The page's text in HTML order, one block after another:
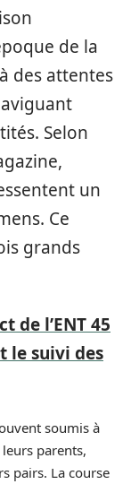
de la
des attentes
Selon
un
Ce
grands
de l’ENT 45
le suivi des
soumis à
parents,
pairs. La course